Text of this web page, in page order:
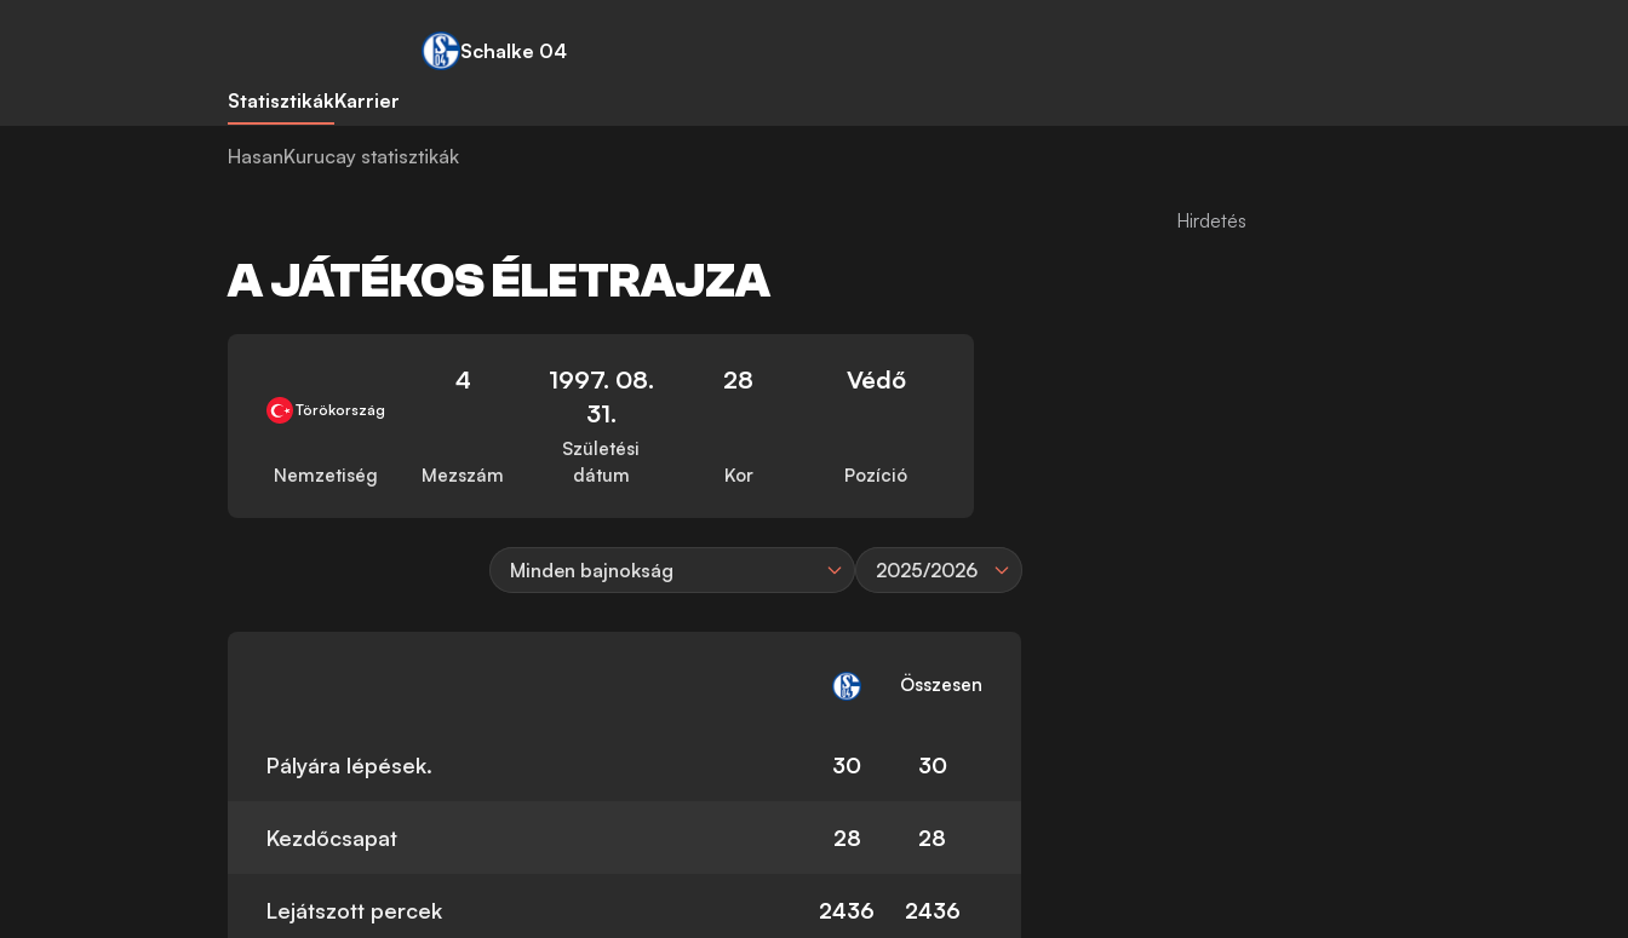
Schalke 04
StatisztikákKarrier
HasanKurucay statisztikák
A JÁTÉKOS ÉLETRAJZA
Törökország
Nemzetiség
4
Mezszám
1997. 08.
31.
Születési
dátum
28
Kor
Védő
Pozíció
Minden bajnokság 2025/2026
Összesen
Pályára lépések. 30 30
Kezdőcsapat 28 28
Lejátszott percek 2436 2436